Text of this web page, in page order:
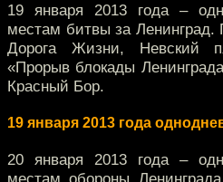
19 января 2013 года –
местам битвы за Ленинград.
Дорога Жизни, Невский
«Прорыв блокады
Красный Бор.
19 января 2013 года
20 января 2013 года –